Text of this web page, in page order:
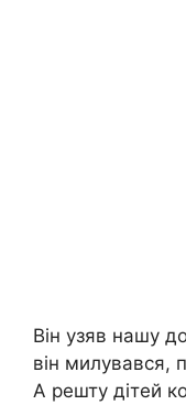
Він узяв нашу
він милувався,
А решту дітей